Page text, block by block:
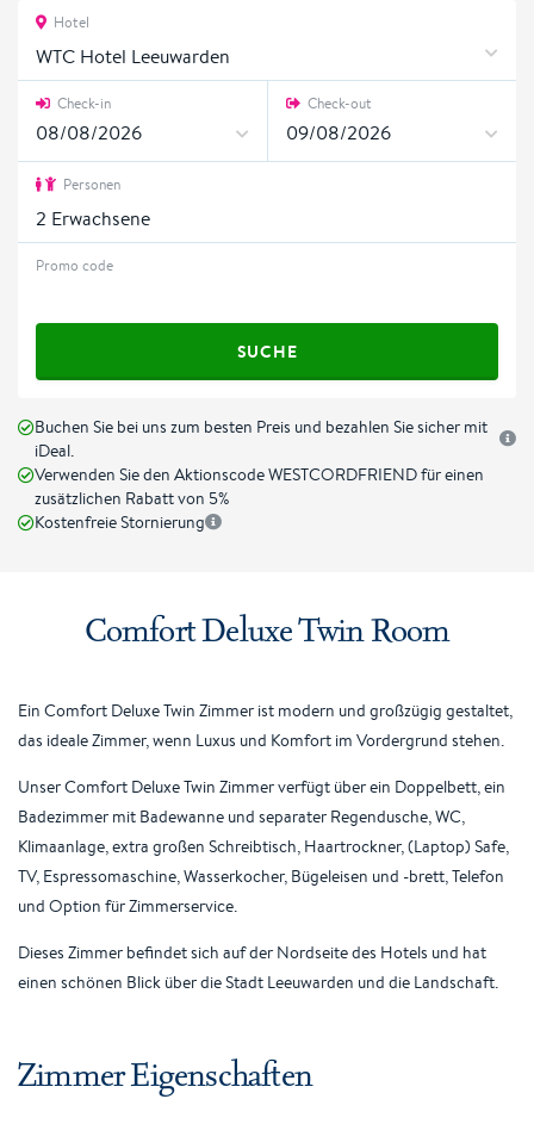
Hotel
WTC Hotel Leeuwarden
Check-in Check-out
Personen
2 Erwachsene
Promo code
SUCHE
Buchen Sie bei uns zum besten Preis und bezahlen Sie sicher mit
iDeal.
Verwenden Sie den Aktionscode WESTCORDFRIEND für einen
zusätzlichen Rabatt von 5%
Kostenfreie Stornierung
Comfort Deluxe Twin Room
Ein Comfort Deluxe Twin Zimmer ist modern und großzügig gestaltet,
das ideale Zimmer, wenn Luxus und Komfort im Vordergrund stehen.
Unser Comfort Deluxe Twin Zimmer verfügt über ein Doppelbett, ein
Badezimmer mit Badewanne und separater Regendusche, WC,
Klimaanlage, extra großen Schreibtisch, Haartrockner, (Laptop) Safe,
TV, Espressomaschine, Wasserkocher, Bügeleisen und -brett, Telefon
und Option für Zimmerservice.
Dieses Zimmer befindet sich auf der Nordseite des Hotels und hat
einen schönen Blick über die Stadt Leeuwarden und die Landschaft.
Zimmer Eigenschaften